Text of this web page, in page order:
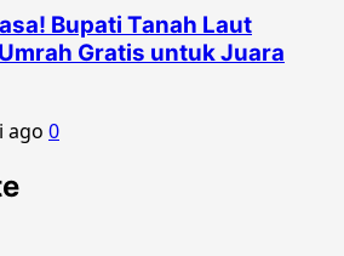
Bupati Tanah Laut
Gratis untuk Juara
ago 0